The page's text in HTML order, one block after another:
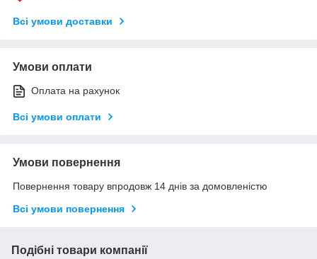
Всі умови доставки
Умови оплати
Оплата на рахунок
Всі умови оплати
Умови повернення
Повернення товару впродовж 14 днів за домовленістю
Всі умови повернення
Подібні товари компанії